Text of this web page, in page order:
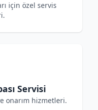
için özel servis
Servisi
onarım hizmetleri.